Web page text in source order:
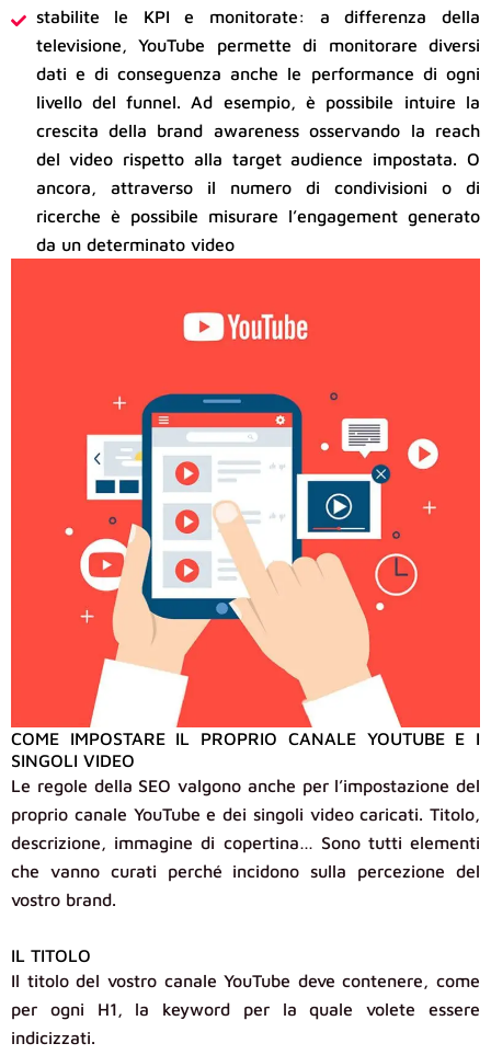
stabilite le KPI e monitorate: a differenza della
televisione, YouTube permette di monitorare diversi
dati e di conseguenza anche le performance di ogni
livello del funnel. Ad esempio, è possibile intuire la
crescita della brand awareness osservando la reach
del video rispetto alla target audience impostata. O
ancora, attraverso il numero di condivisioni o di
ricerche è possibile misurare l’engagement generato
da un determinato video
COME IMPOSTARE IL PROPRIO CANALE YOUTUBE E I
SINGOLI VIDEO
Le regole della SEO valgono anche per l’impostazione del
proprio canale YouTube e dei singoli video caricati. Titolo,
descrizione, immagine di copertina… Sono tutti elementi
che vanno curati perché incidono sulla percezione del
vostro brand.
IL TITOLO
Il titolo del vostro canale YouTube deve contenere, come
per ogni H1, la keyword per la quale volete essere
indicizzati.